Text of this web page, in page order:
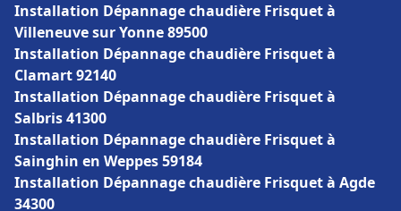
Installation Dépannage chaudière Frisquet à
Villeneuve sur Yonne 89500
Installation Dépannage chaudière Frisquet à
Clamart 92140
Installation Dépannage chaudière Frisquet à
Salbris 41300
Installation Dépannage chaudière Frisquet à
Sainghin en Weppes 59184
Installation Dépannage chaudière Frisquet à Agde
34300